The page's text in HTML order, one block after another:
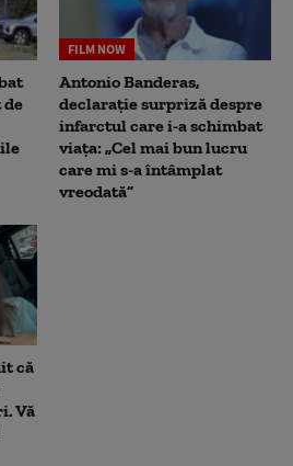
de
FILM NOW
Antonio Banderas,
declarație surpriză despre
infarctul care i-a schimbat
viața: „Cel mai bun lucru
care mi s-a întâmplat
vreodată”
că
Vă